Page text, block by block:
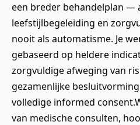
een breder behandelplan —
leefstijlbegeleiding en
nooit als automatisme. Je
gebaseerd op heldere
zorgvuldige afweging van
gezamenlijke
volledige informed
van medische consulten,